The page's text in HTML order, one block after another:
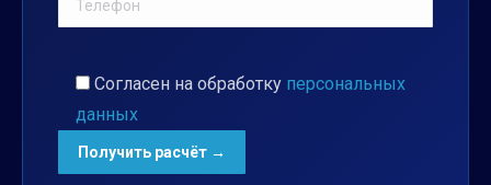
Согласен на обработку персональных
данных